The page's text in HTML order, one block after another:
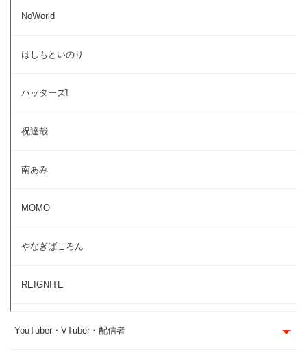
NoWorld
はしもといのり
ハッターズ!
祝達哉
南あみ
MOMO
やなぎばころん
REIGNITE
YouTuber・VTuber・配信者